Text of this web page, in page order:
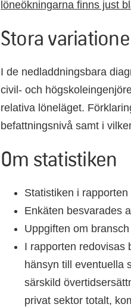
löneökningarna finns just
Stora
I de nedladdningsbara
civil- och
relativa löneläget.
befattningsnivå samt i
Om statistiken
Statistiken i
Enkäten besvarades
Uppgiften om
I rapporten redovisas
hänsyn till eventuella
särskild
privat sektor totalt,